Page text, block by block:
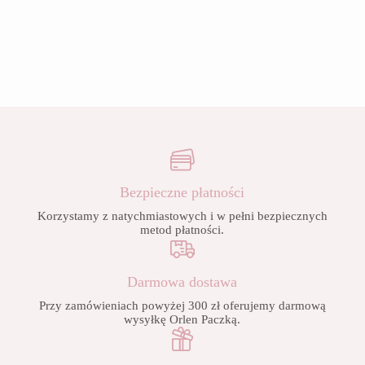
Bezpieczne płatności
Korzystamy z natychmiastowych i w pełni bezpiecznych
metod płatności.
Darmowa dostawa
Przy zamówieniach powyżej 300 zł oferujemy darmową
wysyłkę Orlen Paczką.